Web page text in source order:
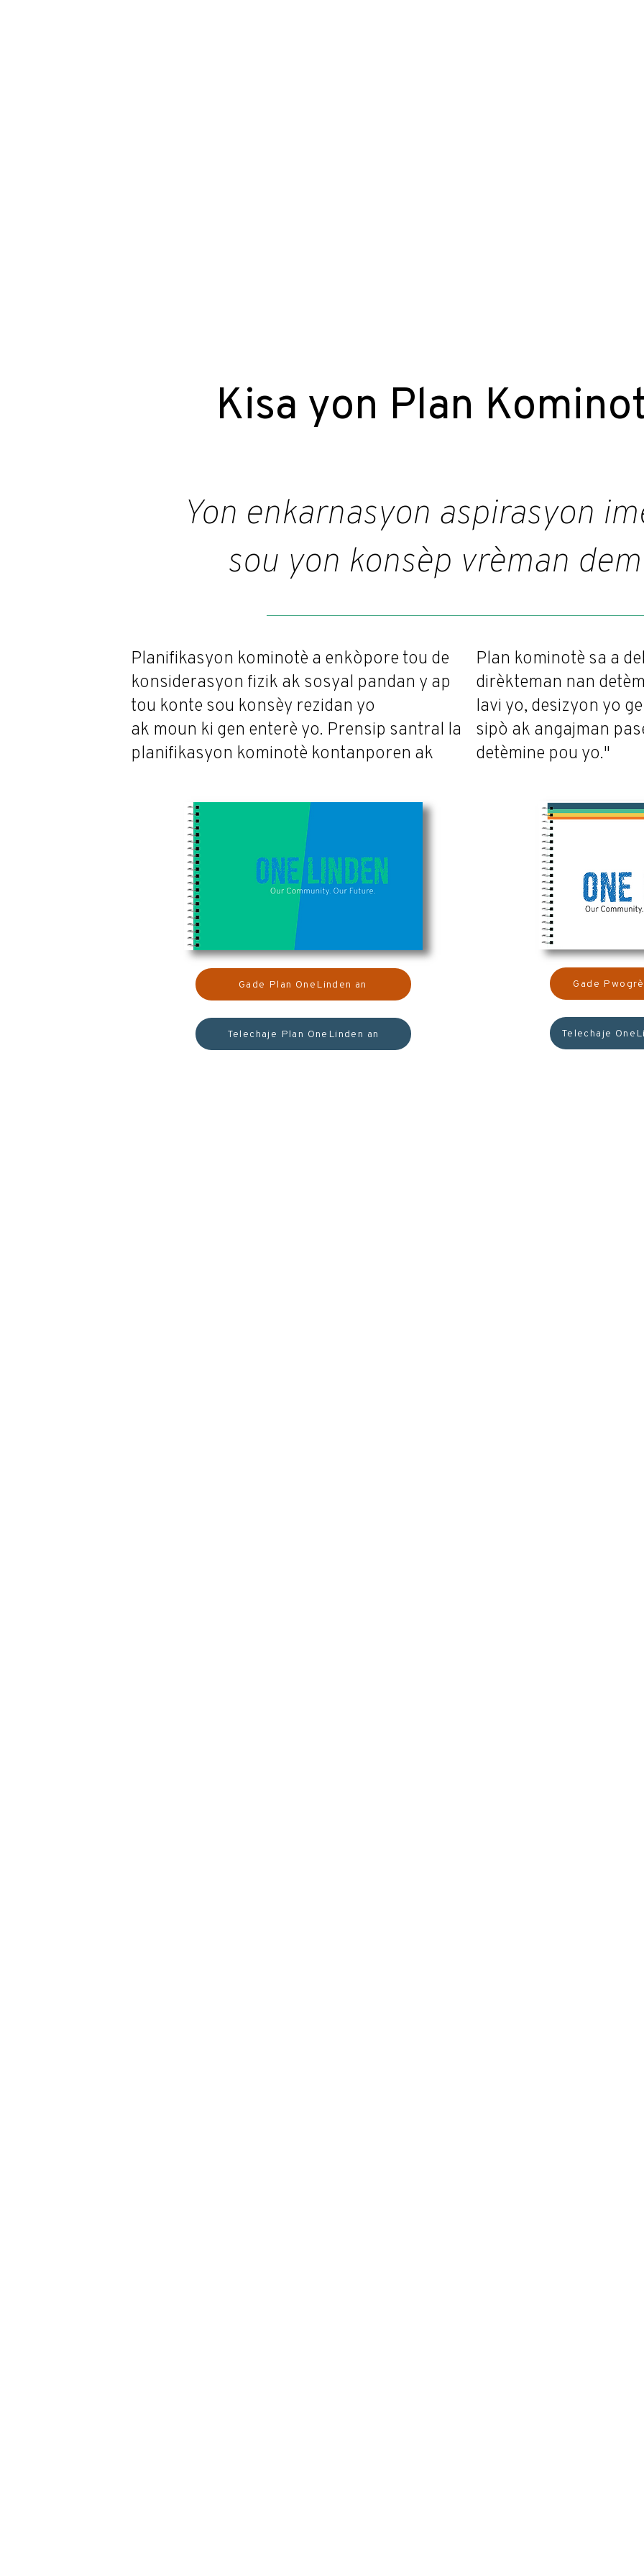
Kisa yon Plan
Yon enkarnasyon aspirasyon
sou yon konsèp vrèman
Planifikasyon kominotè a enkòpore tou de
konsiderasyon fizik ak sosyal pandan y ap
tou konte sou konsèy rezidan yo
ak moun ki gen enterè yo. Prensip santral la
planifikasyon kominotè kontanporen ak
Plan kominotè sa a
dirèkteman nan
lavi yo, desizyon yo
sipò ak angajman
detèmine pou yo."
Gade Plan OneLinden an
Telechaje Plan OneLinden an
Gade
Telechaje